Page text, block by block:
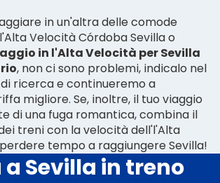
in un'altra delle comode
Velocità Córdoba Sevilla o
in l'Alta Velocità per Sevilla
, non ci sono problemi, indicalo nel
ricerca e continueremo a
migliore. Se, inoltre, il tuo viaggio
di una fuga romantica, combina il
treni con la velocità dell'l'Alta
tempo a raggiungere Sevilla!
Sevilla in treno